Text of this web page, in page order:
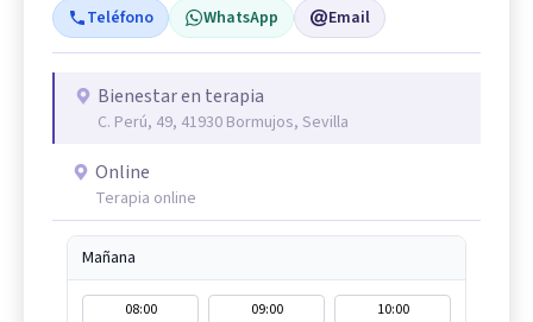
Teléfono WhatsApp Email
Bienestar en terapia
C. Perú, 49, 41930 Bormujos, Sevilla
Online
Terapia online
Mañana
08:00 09:00
10:00